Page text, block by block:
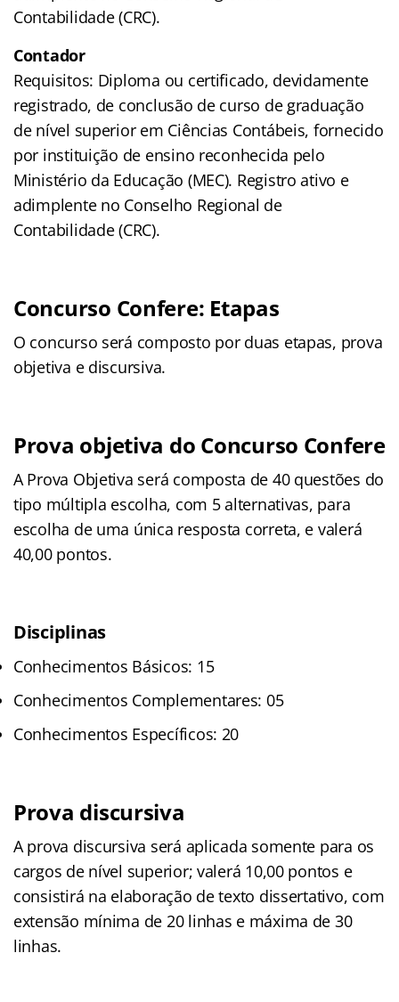
Contabilidade (CRC).
Contador
Requisitos: Diploma ou certificado, devidamente
registrado, de conclusão de curso de graduação
de nível superior em Ciências Contábeis, fornecido
por instituição de ensino reconhecida pelo
Ministério da Educação (MEC). Registro ativo e
adimplente no Conselho Regional de
Contabilidade (CRC).
Concurso Confere: Etapas
O concurso será composto por duas etapas, prova
objetiva e discursiva.
Prova objetiva do Concurso Confere
A Prova Objetiva será composta de 40 questões do
tipo múltipla escolha, com 5 alternativas, para
escolha de uma única resposta correta, e valerá
40,00 pontos.
Disciplinas
Conhecimentos Básicos: 15
Conhecimentos Complementares: 05
Conhecimentos Específicos: 20
Prova discursiva
A prova discursiva será aplicada somente para os
cargos de nível superior; valerá 10,00 pontos e
consistirá na elaboração de texto dissertativo, com
extensão mínima de 20 linhas e máxima de 30
linhas.